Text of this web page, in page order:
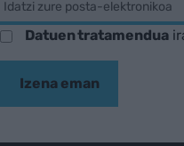
Datuen tratamendua
Izena eman